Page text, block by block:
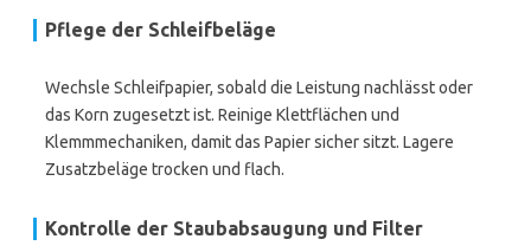
Pflege der Schleifbeläge
Wechsle Schleifpapier, sobald die Leistung nachlässt oder
das Korn zugesetzt ist. Reinige Klettflächen und
Klemmmechaniken, damit das Papier sicher sitzt. Lagere
Zusatzbeläge trocken und flach.
Kontrolle der Staubabsaugung und Filter